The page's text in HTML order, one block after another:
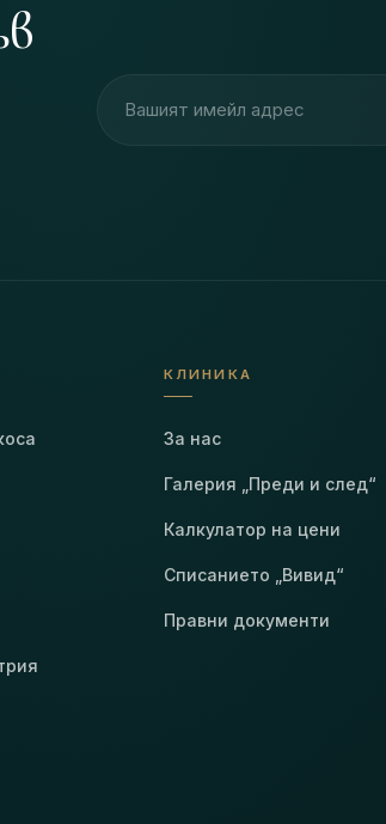
КЛИНИКА
За нас
Галерия „Преди и след“
Калкулатор на цени
Списанието „Вивид“
Правни документи